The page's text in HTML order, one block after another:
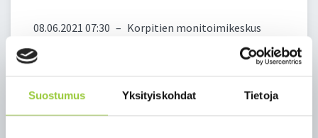
Suostumus Yksityiskohdat Tietoja
08.06.2021 07:30 – Korpitien monitoimikeskus
Sisäänkäynti kokoontumiseen on henkilökunnan
parkkialueen eli järven puoleisesta ulko-ovesta.
Monitoimikeskus sijaitsee osoitteessa Lampitie 2.
Aluksi tutustutaan sivistysjohtaja Helena Hynysen